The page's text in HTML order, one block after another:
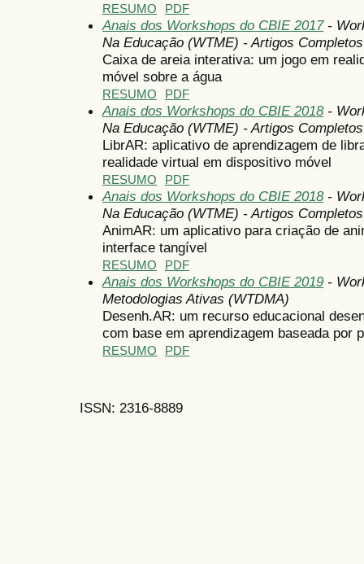
RESUMO PDF
Anais dos Workshops do CBIE 2017-
Na Educação (WTME) - Artigos Completos
Caixa de areia interativa: um jogo em
móvel sobre a água
RESUMO PDF
Anais dos Workshops do CBIE 2018-
Na Educação (WTME) - Artigos Completos
LibrAR: aplicativo de aprendizagem de
realidade virtual em dispositivo móvel
RESUMO PDF
Anais dos Workshops do CBIE 2018-
Na Educação (WTME) - Artigos Completos
AnimAR: um aplicativo para criação de
interface tangível
RESUMO PDF
Anais dos Workshops do CBIE 2019 -
Metodologias Ativas (WTDMA)
Desenh.AR: um recurso educacional
com base em aprendizagem baseada por
RESUMO PDF
ISSN: 2316-8889